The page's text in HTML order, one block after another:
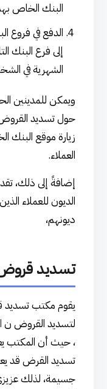
البنك الخاص
الدفع في فروع
إلى فرع البنك
الشهرية في
ويمكن للمدينين
حول تسديد
زيارة موقع البنك
العملاء.
إضافةً إلى ذلك،
الديون للعملاء
ديونهم،
تسديد
يقوم مكتب تسديد
لتسديد القروض ن
، حيث أن المكتب
تسديد القرض قد
جسيمة، لذلك